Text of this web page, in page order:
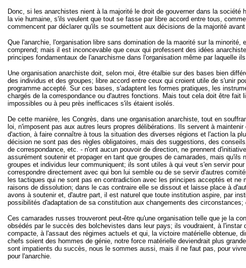
Donc, si les anarchistes nient à la majorité le droit de gouverner dans la
la vie humaine, s'ils veulent que tout se fasse par libre accord entre tous,
commencent par déclarer qu'ils se soumettent aux décisions de la majorité
Que l'anarchie, l'organisation libre sans domination de la maorité sur la
comprend; mais il est inconcevable que ceux qui professent des idées
principes fondamentaux de l'anarchisme dans l'organisation même par laquelle
Une organisation anarchiste doit, selon moi, être étalbie sur des bases bien
des individus et des groupes; libre accord entre ceux qui croient utile de s'unir
programme accepté. Sur ces bases, s'adaptent les formes pratiques, les
chargés de la correspondance ou d'autres fonctions. Mais tout cela doit être
impossibles ou à peu près inefficaces s'ils étaient isolés.
De cette manière, les Congrès, dans une organisation anarchiste, tout en
loi, n'imposent pas aux autres leurs propres délibérations. Ils servent à
d'action, à faire connaître à tous la situation des diverses régions et l'action la
décision ne sont pas des règles obligatoires, mais des suggestions, des
de correspondance, etc. - n'ont aucun pouvoir de direction, ne prennent
assurément soutenir et propager en tant que groupes de camarades, mais
groupes et individus leur communiquent; ils sont utiles à qui veut s'en servir
correspondre directement avec qui bon lui semble ou de se servir d'autres
les tactiques qui ne sont pas en contradiction avec les principes acceptés et
raisons de dissolution; dans le cas contraire elle se dissout et laisse place à
avons à soutenir et, d'autre part, il est naturel que toute institution aspire, par
possibilités d'adaptation de sa constitution aux changements des
Ces camarades russes trouveront peut-être qu'une organisation telle que je la
obsédés par le succès des bolchevistes dans leur pays; ils voudraient, à
compacte, à l'assaut des régimes actuels et qui, la victoire matérielle obtenue,
chefs soient des hommes de génie, notre force matérielle deviendrait plus
sont impatients du succès, nous le sommes aussi, mais il ne faut pas, pour
pour l'anarchie.